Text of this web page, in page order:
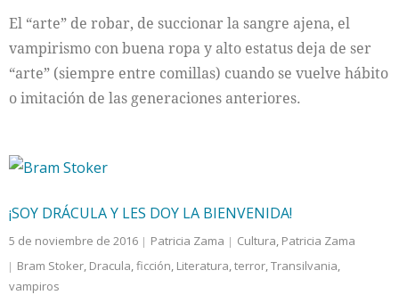
Internacional
Cultura
El “arte” de robar, de succionar la sangre ajena, el
vampirismo con buena ropa y alto estatus deja de ser
“arte” (siempre entre comillas) cuando se vuelve hábito
o imitación de las generaciones anteriores.
¡SOY DRÁCULA Y LES DOY LA BIENVENIDA!
5 de noviembre de 2016 Patricia Zama Cultura, Patricia Zama
Bram Stoker, Dracula,ficción, Literatura,terror,Transilvania,
vampiros